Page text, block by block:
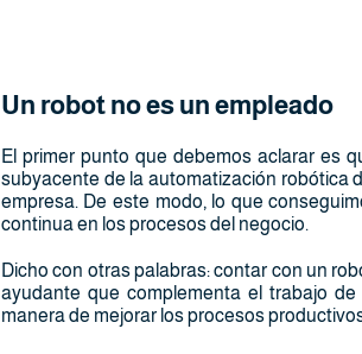
Un robot no es un empleado
El primer punto que debemos aclarar es
subyacente de la automatización robótica
empresa. De este modo, lo que
continua en los procesos del negocio.
Dicho con otras palabras: contar con un
ayudante que complementa el trabajo
manera de mejorar los procesos